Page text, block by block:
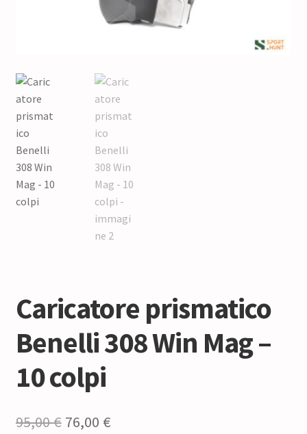
Caricatore prismatico
Benelli 308 Win Mag –
10 colpi
95,00€ Il
76,00 €Il